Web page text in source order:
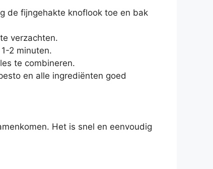
de fijngehakte knoflook toe en bak
verzachten.
2 minuten.
te combineren.
en alle ingrediënten goed
Het is snel en eenvoudig